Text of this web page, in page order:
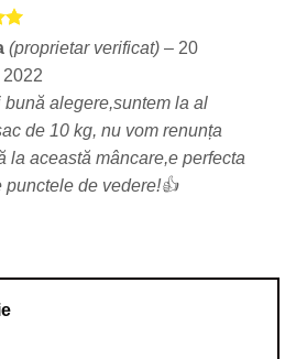
(proprietar verificat) – 20
bună alegere,suntem la al
de 10 kg, nu vom renunța
la această mâncare,e perfecta
punctele de vedere!👍